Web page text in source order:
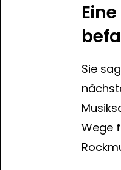
Sie
Wege